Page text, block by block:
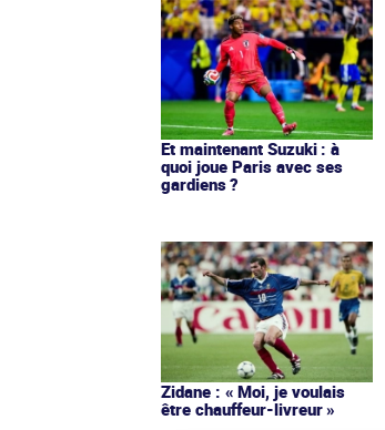
Et maintenant Suzuki : à
quoi joue Paris avec ses
gardiens ?
Zidane : « Moi, je voulais
être chauffeur-livreur »